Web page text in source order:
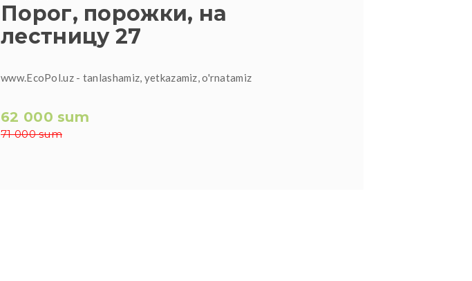
Порог, порожки, на
лестницу 27
www.EcoPol.uz - tanlashamiz, yetkazamiz, o'rnatamiz
62 000 sum
71 000 sum